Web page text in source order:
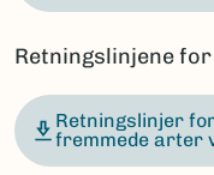
Retningslinjene
Retningslinjer
fremmede arter